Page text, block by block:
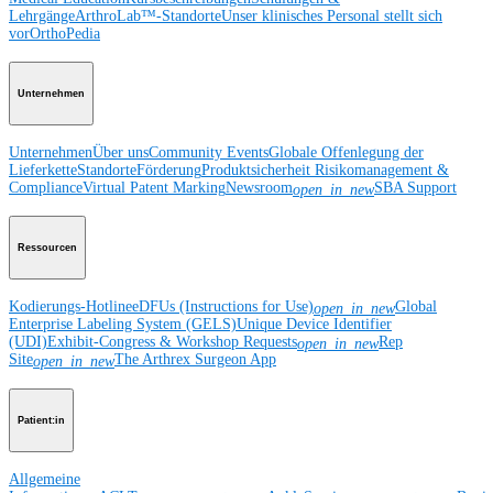
LehrgängeArthroLab™-StandorteUnser klinisches Personal stellt sich
vorOrthoPedia
Unternehmen
UnternehmenÜber unsCommunity EventsGlobale Offenlegung der
LieferketteStandorteFörderungProduktsicherheit Risikomanagement &
ComplianceVirtual Patent MarkingNewsroomopen_in_newSBA Support
Ressourcen
Kodierungs-HotlineeDFUs (Instructions for Use)open_in_newGlobal
Enterprise Labeling System (GELS)Unique Device Identifier
(UDI)Exhibit-Congress & Workshop Requestsopen_in_newRep
Siteopen_in_newThe Arthrex Surgeon App
Patient:in
Allgemeine